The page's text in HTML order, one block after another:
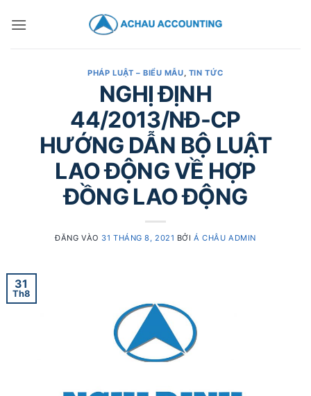
PHÁP LUẬT – BIỂU MẪU, TIN TỨC
NGHỊ ĐỊNH
44/2013/NĐ-CP
HƯỚNG DẪN BỘ LUẬT
LAO ĐỘNG VỀ HỢP
ĐỒNG LAO ĐỘNG
ĐĂNG VÀO 31 THÁNG 8, 2021 BỞIÁ CHÂU ADMIN
31
Th8